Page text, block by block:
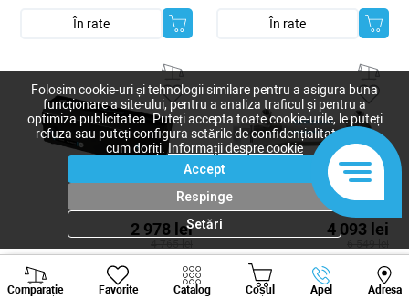
În rate În rate
2 978 lei
Pompă de întărire a presiunii
pentru osmoză la domiciliu
4 093 lei
Aparat de dezinfectare cu
ultraviolete ECOSOFT HR60
Comparație Favorite Catalog Coșul Apel Adresa
Viber Whatsapp
Folosim cookie-uri și tehnologii similare pentru a asigura buna
funcționare a site-ului, pentru a analiza traficul și pentru a
optimiza publicitatea. Puteți accepta toate cookie-urile, le puteți
refuza sau puteți configura setările de confidențialitate după
cum doriți. Informații despre cookie
Accept
Respinge
Setări